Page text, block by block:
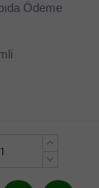
Ödeme
+